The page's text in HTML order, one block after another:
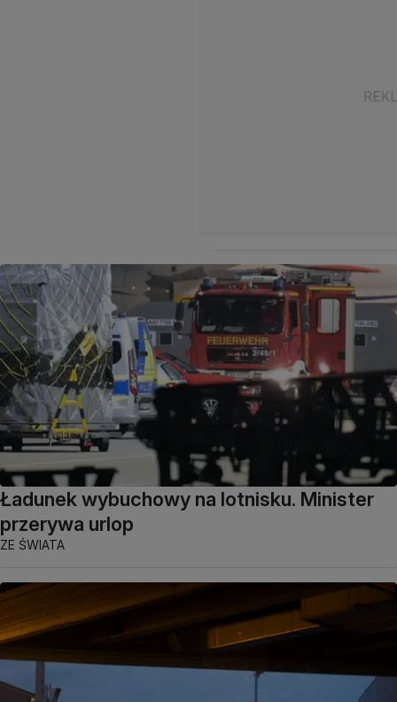
Ładunek wybuchowy na lotnisku. Minister
przerywa urlop
ZE ŚWIATA